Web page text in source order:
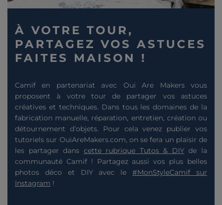
À VOTRE TOUR,
PARTAGEZ VOS ASTUCES
FAITES MAISON !
Camif en partenariat avec Oui Are Makers vous
proposent à votre tour de partager vos astuces
créatives et techniques. Dans tous les domaines de la
fabrication manuelle, réparation, entretien, création ou
détournement d’objets. Pour cela venez publier vos
tutoriels sur OuiAreMakers.com, on se fera un plaisir de
les partager dans cette rubrique Tutos & DIYde la
communauté Camif ! Partagez aussi vos plus belles
photos déco et DIY avec le#MonStyleCamif sur
Instagram !